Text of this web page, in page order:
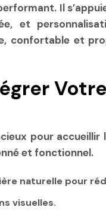
Il
et
confortable et
pour
et fonctionnel.
naturelle pour
visuelles.